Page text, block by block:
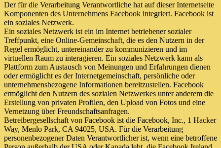
Der für die Verarbeitung Verantwortliche hat auf dieser Internetseite
Komponenten des Unternehmens Facebook integriert. Facebook ist
ein soziales Netzwerk.
Ein soziales Netzwerk ist ein im Internet betriebener sozialer
Treffpunkt, eine Online-Gemeinschaft, die es den Nutzern in der
Regel ermöglicht, untereinander zu kommunizieren und im
virtuellen Raum zu interagieren. Ein soziales Netzwerk kann als
Plattform zum Austausch von Meinungen und Erfahrungen dienen
oder ermöglicht es der Internetgemeinschaft, persönliche oder
unternehmensbezogene Informationen bereitzustellen. Facebook
ermöglicht den Nutzern des sozialen Netzwerkes unter anderem die
Erstellung von privaten Profilen, den Upload von Fotos und eine
Vernetzung über Freundschaftsanfragen.
Betreibergesellschaft von Facebook ist die Facebook, Inc., 1 Hacker
Way, Menlo Park, CA 94025, USA. Für die Verarbeitung
personenbezogener Daten Verantwortlicher ist, wenn eine betroffene